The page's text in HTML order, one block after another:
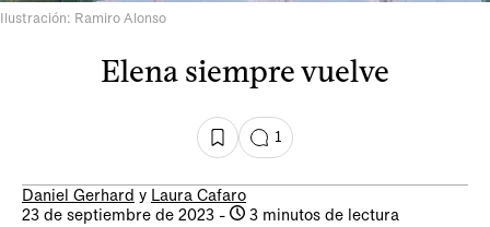
Ilustración: Ramiro Alonso
Elena siempre vuelve
1
Daniel Gerhard y Laura Cafaro
23 de septiembre de 2023 - 3 minutos de lectura